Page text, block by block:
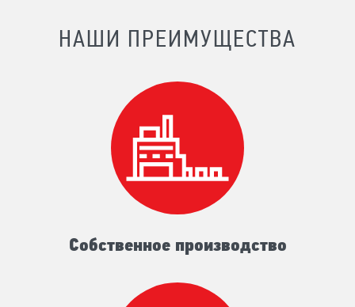
НАШИ ПРЕИМУЩЕСТВА
Собственное производство